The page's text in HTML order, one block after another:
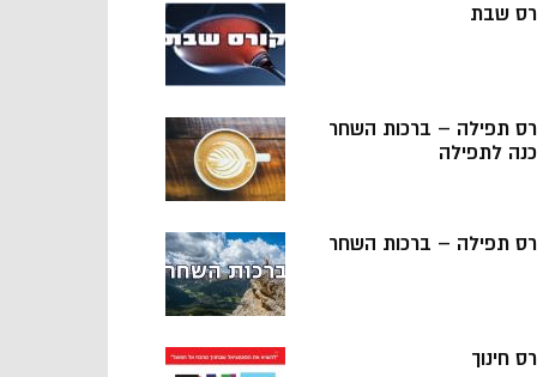
שבת
תפילה – ברכות השחר
לתפילה
תפילה – ברכות השחר
חינוך